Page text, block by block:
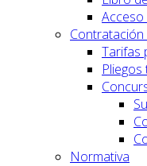
Contratación
Tarifas
Pliegos
Normativa